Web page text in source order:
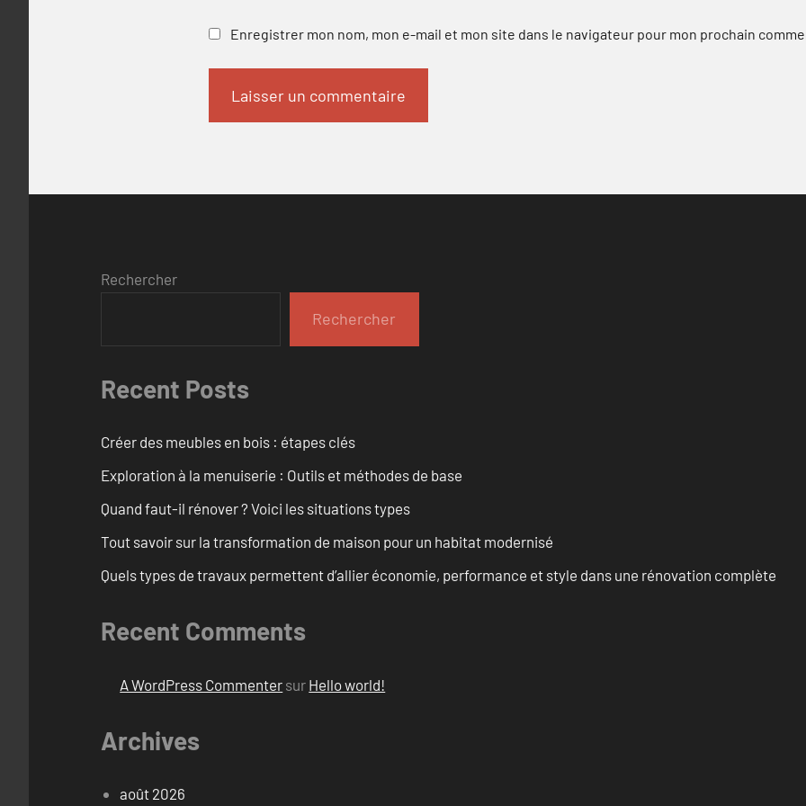
Enregistrer mon nom, mon e-mail et mon site dans le navigateur pour mon prochain
Rechercher
Rechercher
Recent Posts
Créer des meubles en bois : étapes clés
Exploration à la menuiserie : Outils et méthodes de base
Quand faut-il rénover ? Voici les situations types
Tout savoir sur la transformation de maison pour un habitat modernisé
Quels types de travaux permettent d’allier économie, performance et style dans une rénovation complète
Recent Comments
A WordPress Commenter sur Hello world!
Archives
août 2026